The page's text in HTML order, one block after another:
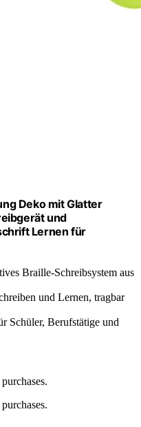
Deko mit Glatter
und
Lernen für
Braille-Schreibsystem aus
und Lernen, tragbar
Schüler, Berufstätige und